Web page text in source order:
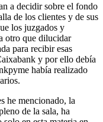
a decidir sobre el fondo
de los clientes y de sus
los juzgados y
otro que dilucidar
para recibir esas
y por ello debía
había realizado
he mencionado, la
de la sala, ha